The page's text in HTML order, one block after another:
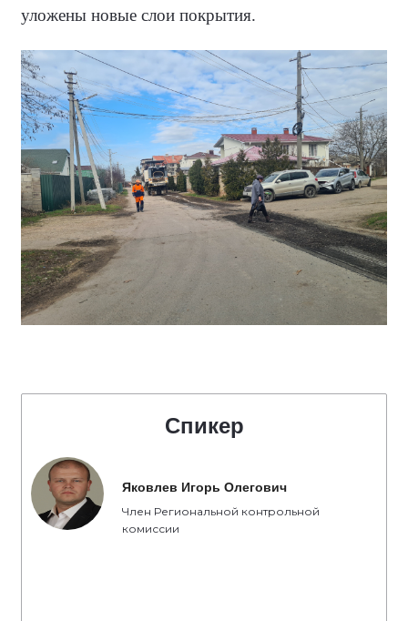
уложены новые слои покрытия.
Спикер
Яковлев Игорь Олегович
Член Региональной контрольной
комиссии